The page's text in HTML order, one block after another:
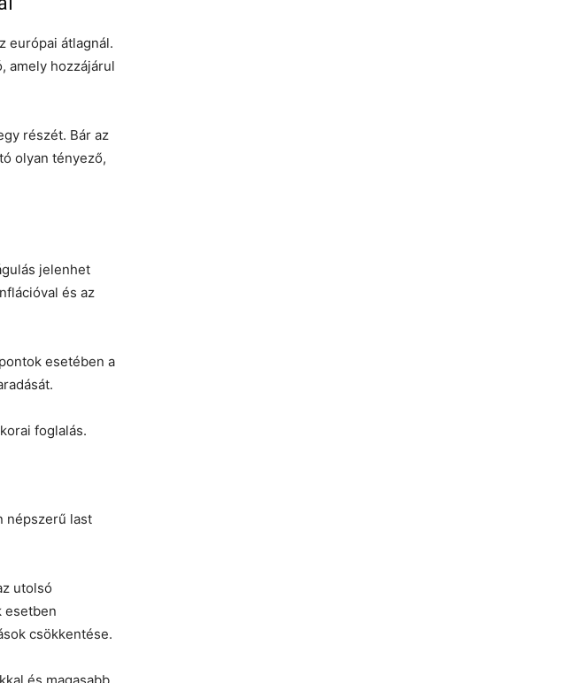
európai átlagnál.
amely hozzájárul
részét. Bár az
olyan tényező,
jelenhet
és az
esetében a
foglalás.
népszerű last
utolsó
esetben
csökkentése.